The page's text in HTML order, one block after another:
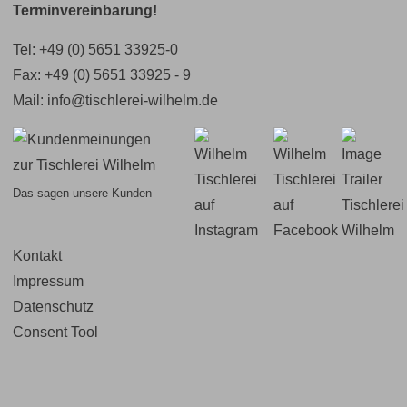
Terminvereinbarung!
Tel: +49 (0) 5651 33925-0
Fax: +49 (0) 5651 33925 - 9
Mail: info@tischlerei-wilhelm.de
Das sagen unsere Kunden
Navigation
überspringen
Kontakt
Impressum
Datenschutz
Consent Tool